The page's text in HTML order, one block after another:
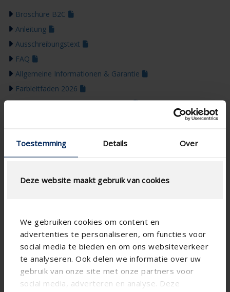
Toestemming Details Over
Deze website maakt gebruik van cookies
We gebruiken cookies om content en
advertenties te personaliseren, om functies voor
social media te bieden en om ons websiteverkeer
te analyseren. Ook delen we informatie over uw
gebruik van onze site met onze partners voor
social media, adverteren en analyse. Deze
Broschüre B2C
Anleitung
Ausschreibungstext
FAQ
Allgemeine Informationen & Garantie
Farbleitfaden 2026
Produktupdates & Kommunikation